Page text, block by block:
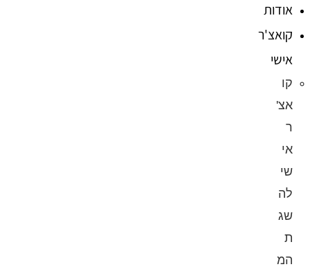
אודות
קואצ'ר
אישי
קו
אצ'
ר
אי
שי
לה
שג
ת
המ